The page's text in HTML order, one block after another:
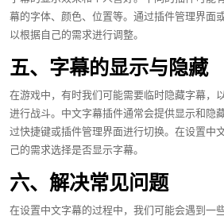
幕的字体、颜色、位置等。通过插件管理界面
以根据自己的需求进行调整。
五、字幕的显示与隐藏
在游戏中，有时我们可能需要临时隐藏字幕，
进行战斗。中文字幕插件通常会提供显示和隐
过快捷键或插件管理界面进行切换。在设置中
己的需求选择是否显示字幕。
六、解决常见问题
在设置中文字幕的过程中，我们可能会遇到一